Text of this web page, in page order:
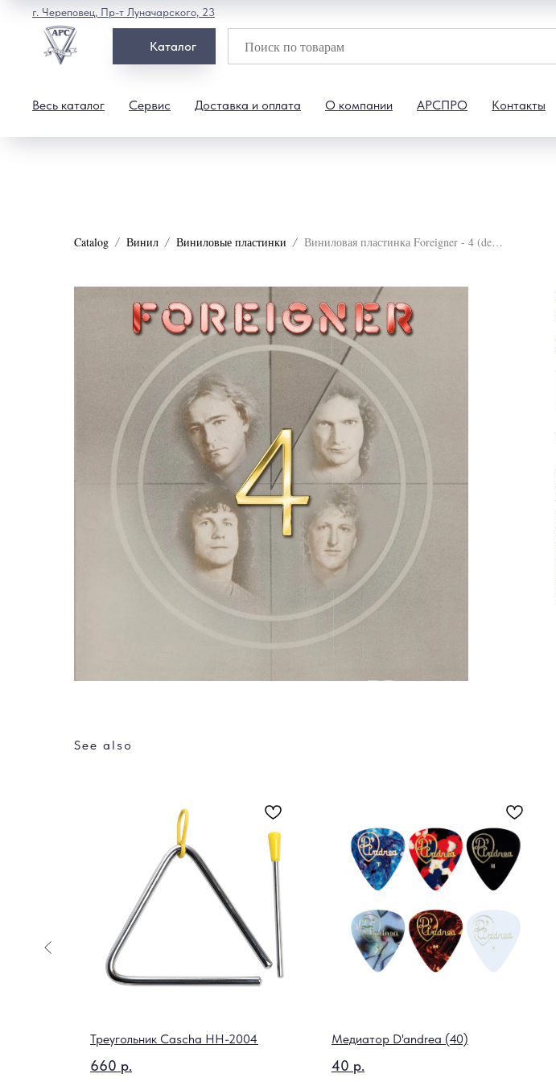
Каталог
Весь каталог Сервис Доставка и оплата О компании АРСПРО Контакты
г. Череповец, Пр-т Луначарского, 23
Catalog Винил Виниловые пластинки Виниловая пластинка Foreigner - 4 (deluxe)
See also
Треугольник Cascha HH-2004
660 р.
Медиатор D'andrea (40)
40 р.